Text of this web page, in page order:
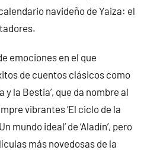
navideño de Yaiza: el
emociones en el que
de cuentos clásicos como
y la Bestia’, que da nombre al
vibrantes ‘El ciclo de la
mundo ideal’ de ‘Aladín’, pero
más novedosas de la